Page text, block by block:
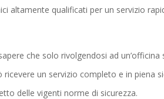
altamente qualificati per un servizio
che solo rivolgendosi ad un’officina
ricevere un servizio completo e in piena
delle vigenti norme di sicurezza.